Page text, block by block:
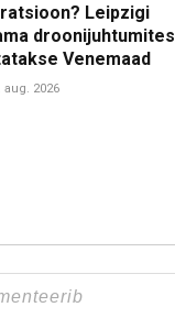
Leipzigi
droonijuhtumites
Venemaad
aug. 2026